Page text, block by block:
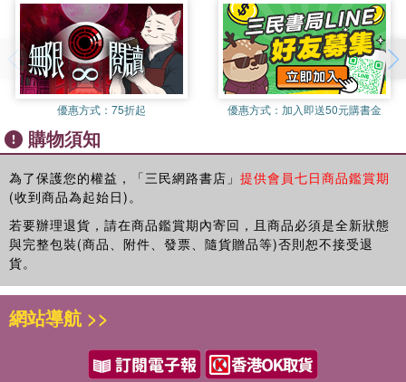
陰陽別論篇第七 ................................................................59
靈蘭秘典論篇第八 .............................................................67
六節藏象論篇第九 .............................................................71
五藏生成篇第十 ................................................................81
五藏別論篇第十一 .............................................................93
異法方宜論篇第十二..........................................................97
移精變氣論篇第十三........................................................101
湯液醪醴論篇第十四........................................................105
玉版論要篇第十五 ...........................................................109
診要經終論篇第十六........................................................113
脈要精微論篇第十七........................................................121
平人氣象論篇第十八........................................................141
玉機真藏論篇第十九........................................................149
藏氣法時論篇第二十二 ....................................................179
血氣形志篇第二十四........................................................197
優惠方式： 75折起 優惠方式： 加入即送50元購書金
購物須知
為了保護您的權益，「三民網路書店」 提供會員七日商品鑑賞期
(收到商品為起始日)。
若要辦理退貨，請在商品鑑賞期內寄回，且商品必須是全新狀態
與完整包裝(商品、附件、發票、隨貨贈品等)否則恕不接受退
貨。
網站導航 >>